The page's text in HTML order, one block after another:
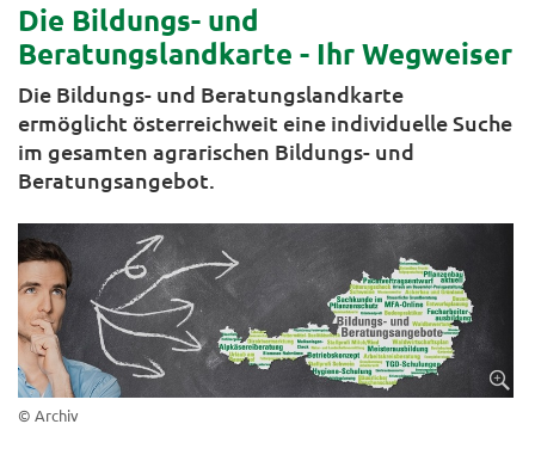
Die Bildungs- und
Beratungslandkarte - Ihr Wegweiser
Die Bildungs- und Beratungslandkarte
ermöglicht österreichweit eine individuelle Suche
im gesamten agrarischen Bildungs- und
Beratungsangebot.
© Archiv